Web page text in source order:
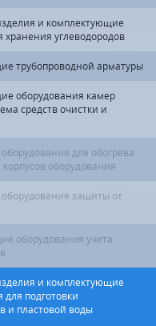
и комплектующие
хранения углеводородов
трубопроводной арматуры
оборудования камер
средств очистки и
для обогрева
оборудования
защиты от
оборудования учета
и комплектующие
для подготовки
и пластовой воды